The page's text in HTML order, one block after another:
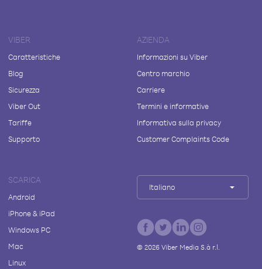
VIBER
Caratteristiche
Blog
Sicurezza
Viber Out
Tariffe
Supporto
AZIENDA
Informazioni su Viber
Centro marchio
Carriere
Termini e informative
Informativa sulla privacy
Customer Complaints Code
SCARICA
Android
iPhone & iPad
Windows PC
Mac
Linux
Italiano
© 2026Viber Media S.à r.l.